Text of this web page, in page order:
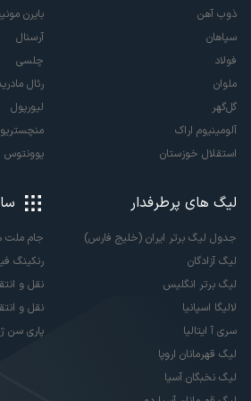
ذوب آهن
سپاهان
فولاد
ملوان
گل‌گهر
آلومینیوم اراک
استقلال خوزستان
بایرن
آرسنال
چلسی
رئال
لیورپول
یوونتوس
لیگ های پرطرفدار
جدول لیگ برتر ایران (خلیج فارس)
لیگ آزادگان
لیگ برتر انگلیس
لالیگا اسپانیا
سری آ ایتالیا
لیگ قهرمانان اروپا
لیگ نخبگان آسیا
جام ملت
رنکینگ
نقل و
نقل و
پاری سن